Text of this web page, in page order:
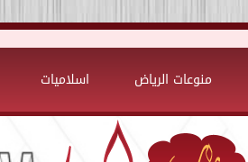
منوعات الرياض اسلاميات